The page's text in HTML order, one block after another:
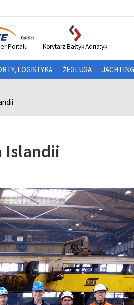
Portalu Korytarz Bałtyk-Adriatyk
LOGISTYKA ŻEGLUGA JACHTING
Islandii